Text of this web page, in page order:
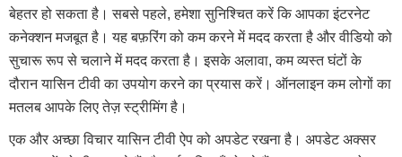
बेहतर हो सकता है। सबसे पहले, हमेशा सुनिश्चित करें कि आपका इंटरनेट
कनेक्शन मजबूत है। यह बफ़रिंग को कम करने में मदद करता है और वीडियो को
सुचारू रूप से चलाने में मदद करता है। इसके अलावा, कम व्यस्त घंटों के
दौरान यासिन टीवी का उपयोग करने का प्रयास करें। ऑनलाइन कम लोगों का
मतलब आपके लिए तेज़ स्ट्रीमिंग है।
एक और अच्छा विचार यासिन टीवी ऐप को अपडेट रखना है। अपडेट अक्सर